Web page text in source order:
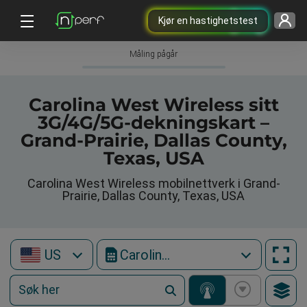
Kjør en hastighetstest
Måling pågår
Carolina West Wireless sitt
3G/4G/5G-dekningskart –
Grand-Prairie, Dallas County,
Texas, USA
Carolina West Wireless mobilnettverk i Grand-
Prairie, Dallas County, Texas, USA
US Carolina West Wireless